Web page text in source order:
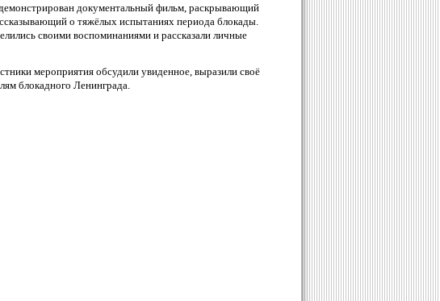
документальный фильм, раскрывающий
о тяжёлых испытаниях периода блокады.
своими воспоминаниями и рассказали личные
мероприятия обсудили увиденное, выразили своё
блокадного Ленинграда.